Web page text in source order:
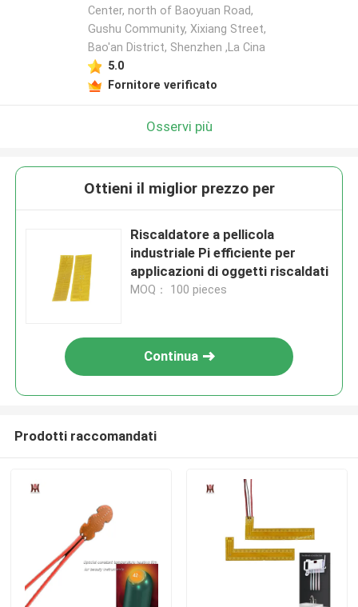
Center, north of Baoyuan Road,
Gushu Community, Xixiang Street,
Bao'an District, Shenzhen ,La Cina
5.0
Fornitore verificato
Osservi più
Ottieni il miglior prezzo per
Riscaldatore a pellicola
industriale Pi efficiente per
applicazioni di oggetti riscaldati
MOQ： 100 pieces
Continua
Prodotti raccomandati